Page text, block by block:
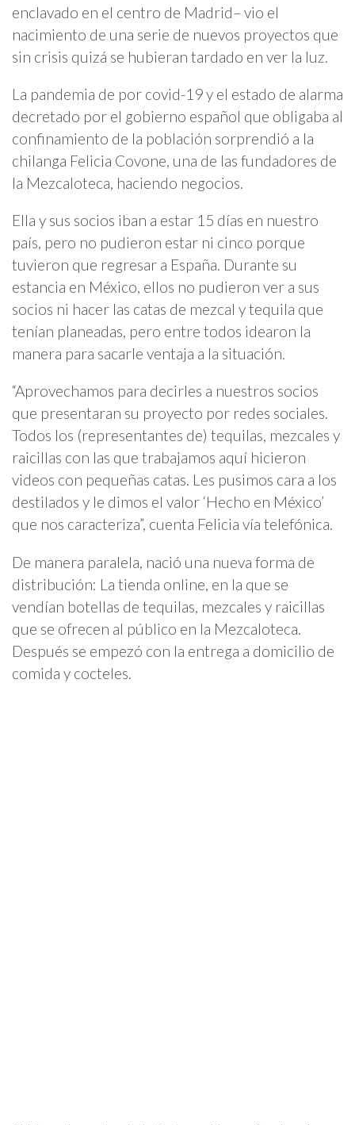
enclavado en el centro de Madrid– vio el
nacimiento de una serie de nuevos proyectos que
sin crisis quizá se hubieran tardado en ver la luz.
La pandemia de por covid-19 y el estado de alarma
decretado por el gobierno español que obligaba al
confinamiento de la población sorprendió a la
chilanga Felicia Covone, una de las fundadores de
la Mezcaloteca, haciendo negocios.
Ella y sus socios iban a estar 15 días en nuestro
país, pero no pudieron estar ni cinco porque
tuvieron que regresar a España. Durante su
estancia en México, ellos no pudieron ver a sus
socios ni hacer las catas de mezcal y tequila que
tenían planeadas, pero entre todos idearon la
manera para sacarle ventaja a la situación.
“Aprovechamos para decirles a nuestros socios
que presentaran su proyecto por redes sociales.
Todos los (representantes de) tequilas, mezcales y
raicillas con las que trabajamos aquí hicieron
videos con pequeñas catas. Les pusimos cara a los
destilados y le dimos el valor ‘Hecho en México’
que nos caracteriza”, cuenta Felicia vía telefónica.
De manera paralela, nació una nueva forma de
distribución: La tienda online, en la que se
vendían botellas de tequilas, mezcales y raicillas
que se ofrecen al público en la Mezcaloteca.
Después se empezó con la entrega a domicilio de
comida y cocteles.